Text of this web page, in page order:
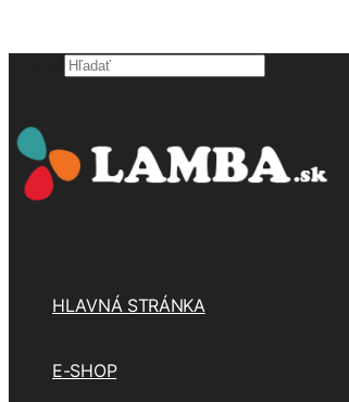
HLAVNÁ STRÁNKA
E-SHOP